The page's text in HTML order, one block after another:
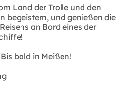
Land der Trolle und den
begeistern, und genießen die
an Bord eines der
bald in Meißen!